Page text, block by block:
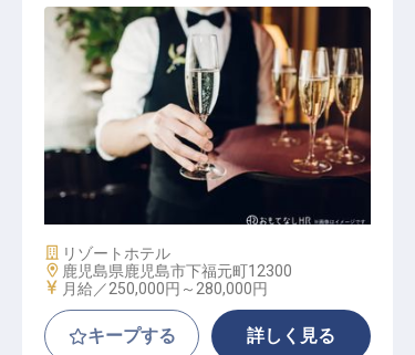
施設業態
リゾートホテル
勤務地
鹿児島県鹿児島市下福元町12300
給与
月給／250,000円～ 280,000円
キープする 詳しく見る